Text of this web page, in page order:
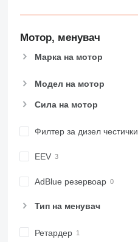
Мотор, менувач
Марка на мотор
Модел на мотор
Сила на мотор
Филтер за дизел честички
EEV
AdBlue резервоар
Тип на менувач
Ретардер